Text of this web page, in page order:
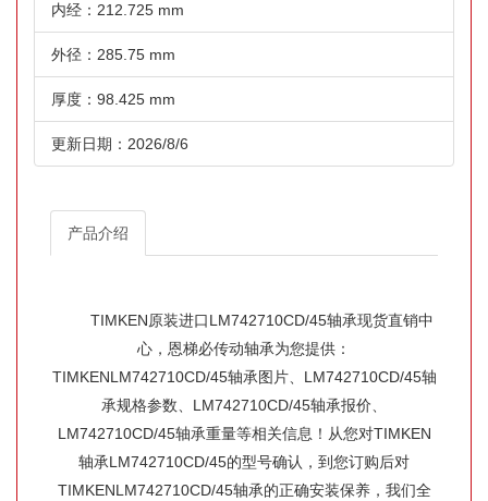
内经：212.725 mm
外径：285.75 mm
厚度：98.425 mm
更新日期：2026/8/6
产品介绍
TIMKEN原装进口LM742710CD/45轴承现货直销中
心，恩梯必传动轴承为您提供：
TIMKENLM742710CD/45轴承图片、LM742710CD/45轴
承规格参数、LM742710CD/45轴承报价、
LM742710CD/45轴承重量等相关信息！从您对TIMKEN
轴承LM742710CD/45的型号确认，到您订购后对
TIMKENLM742710CD/45轴承的正确安装保养，我们全